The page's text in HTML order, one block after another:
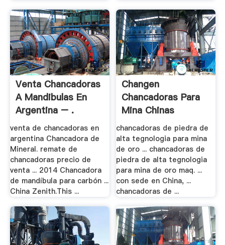
Venta Chancadoras
A Mandibulas En
Argentina – .
venta de chancadoras en
argentina Chancadora de
Mineral. remate de
chancadoras precio de
venta ... 2014 Chancadora
de mandíbula para carbón ...
China Zenith.This ...
Changen
Chancadoras Para
Mina Chinas
chancadoras de piedra de
alta tegnologia para mina
de oro ... chancadoras de
piedra de alta tegnologia
para mina de oro maq. ...
con sede en China, ...
chancadoras de ...